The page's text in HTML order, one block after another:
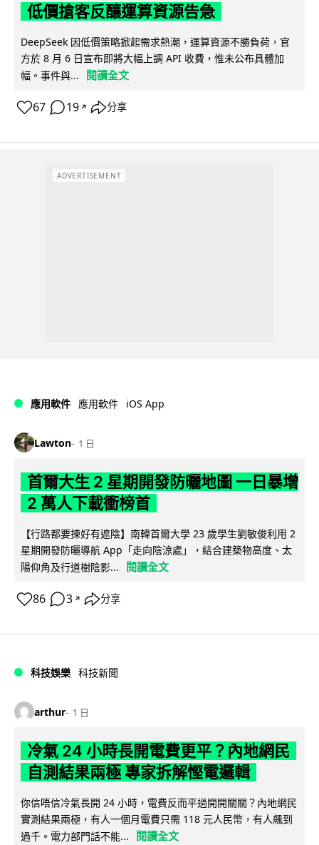
低價搶客反釀運算資源告急
DeepSeek 因低價策略掀起需求熱潮，運算資源不勝負荷，官
方於 8 月 6 日宣布即將大幅上調 API 收費，惟未公布具體加
幅。事件與...
閱讀全文
67 19 ↗ 分享
ADVERTISEMENT
應用軟件 應用軟件 iOS App
Lawton 1 日
首爾大生 2 星期開發防曬地圖 一日暴增
2 萬人下載衝榜首
【行路都要揀好有遮陰】南韓首爾大學 23 歲學生劉敏俊利用 2
星期開發防曬導航 App「走向陰涼處」，結合建築物高度、太
陽仰角及行道樹陰影...
閱讀全文
86 3 ↗ 分享
科技娛樂 科技新聞
arthur 1 日
冷氣 24 小時長開電費更平？內地網民
自測結果兩極 專家拆解慳電邏輯
你信唔信冷氣長開 24 小時，電費反而平過開開關關？內地網民
實測結果兩極，有人一個月電費只需 118 元人民幣，有人飆到
過千。電力部門話不能...
閱讀全文